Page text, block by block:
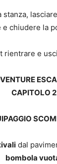
stanza,
e chiudere la
rientrare e
CAPITOLO 2
dal
bombola